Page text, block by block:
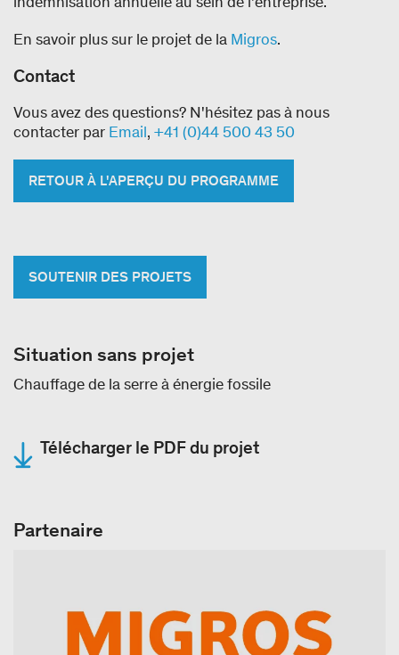
En savoir plus sur le projet de la Migros.
Contact
Vous avez des questions? N'hésitez pas à nous
contacter par Email, +41 (0)44 500 43 50
RETOUR À L'APERÇU DU PROGRAMME
SOUTENIR DES PROJETS
Situation sans projet
Chauffage de la serre à énergie fossile
Télécharger le PDF du projet
Partenaire